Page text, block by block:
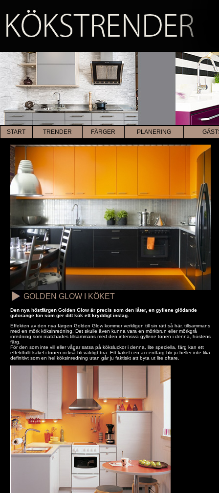
START TRENDER FÄRGER PLANERING
GOLDEN GLOW I KÖKET
Den nya höstfärgen Golden Glow är precis som den låter, en gyllene glödande
gulorange ton som ger ditt kök ett kryddigt inslag.
Effekten av den nya färgen Golden Glow kommer verkligen till sin rätt så här, tillsammans
med en mörk köksinredning. Det skulle även kunna vara en mörkbrun eller mörkgrå
inredning som matchades tillsammans med den intensiva gyllene tonen i denna, höstens
färg.
För den som inte vill eller vågar satsa på köksluckor i denna, lite speciella, färg kan ett
effektfullt kakel i tonen också bli väldigt bra. Ett kakel i en accentfärg blir ju heller inte lika
definitivt som en hel köksinredning utan går ju faktiskt att byta ut lite oftare.